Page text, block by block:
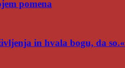
pomena
in hvala bogu, da so.«